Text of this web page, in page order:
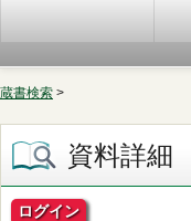
蔵書検索 >
資料詳細
ログイン